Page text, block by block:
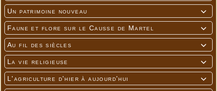

Un patrimoine nouveau

Faune et flore sur le Causse de Martel

Au fil des siècles

La vie religieuse

L'agriculture d'hier à aujourd'hui